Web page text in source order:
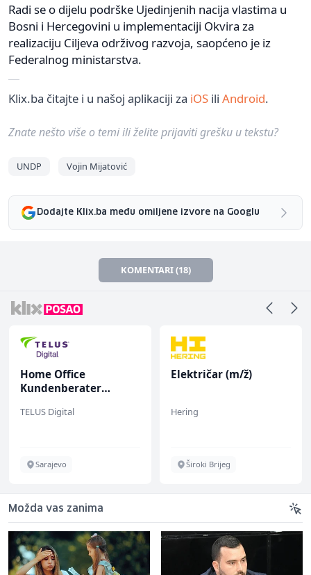
Radi se o dijelu podrške Ujedinjenih nacija vlastima u
Bosni i Hercegovini u implementaciji Okvira za
realizaciju Ciljeva održivog razvoja, saopćeno je iz
Federalnog ministarstva.
Klix.ba čitajte i u našoj aplikaciji za iOS ili Android.
Znate nešto više o temi ili želite prijaviti grešku u tekstu?
UNDP Vojin Mijatović
Dodajte Klix.ba među omiljene izvore na Googlu
KOMENTARI (18)
Home Office
Kundenberater
renommiertes
TELUS Digital
Sarajevo
Električar (m/ž)
Hering
Široki Brijeg
Možda vas zanima